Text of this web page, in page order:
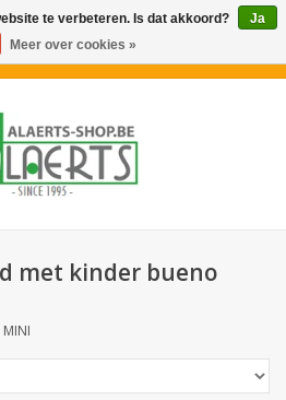
met kinder bueno
MINI
te verbeteren. Is dat akkoord?
Ja
Meer over cookies »